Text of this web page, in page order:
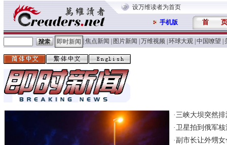
设万维读者为首页
手机版 首 页
即时新闻 焦点新闻 图片新闻 万维视频 环球大观 中国嘹望
·三峡大坝突然
·卫星拍到俄军
· 副市长让外甥